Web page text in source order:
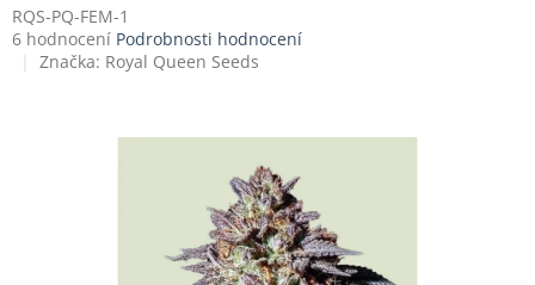
RQS-PQ-FEM-1
Průměrné
hodnocení
6 hodnocení Podrobnosti hodnocení
Značka: Royal Queen Seeds